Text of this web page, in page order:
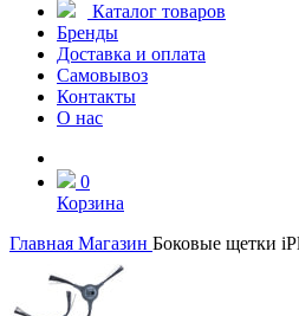
Каталог товаров
Бренды
Доставка и оплата
Самовывоз
Контакты
О нас
0
Корзина
Главная Магазин Боковые щетки